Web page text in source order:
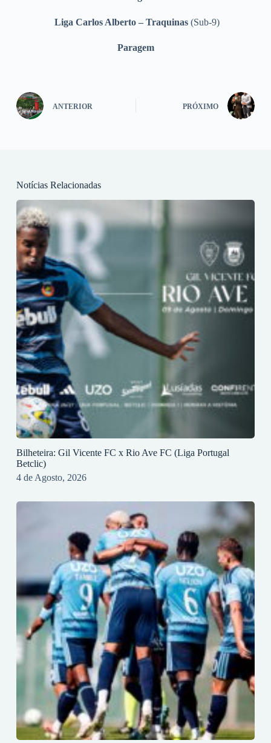
Liga Carlos Alberto – Traquinas (Sub-9)
Paragem
ANTERIOR PRÓXIMO
Notícias Relacionadas
Bilheteira: Gil Vicente FC x Rio Ave FC (Liga Portugal
Betclic)
4 de Agosto, 2026